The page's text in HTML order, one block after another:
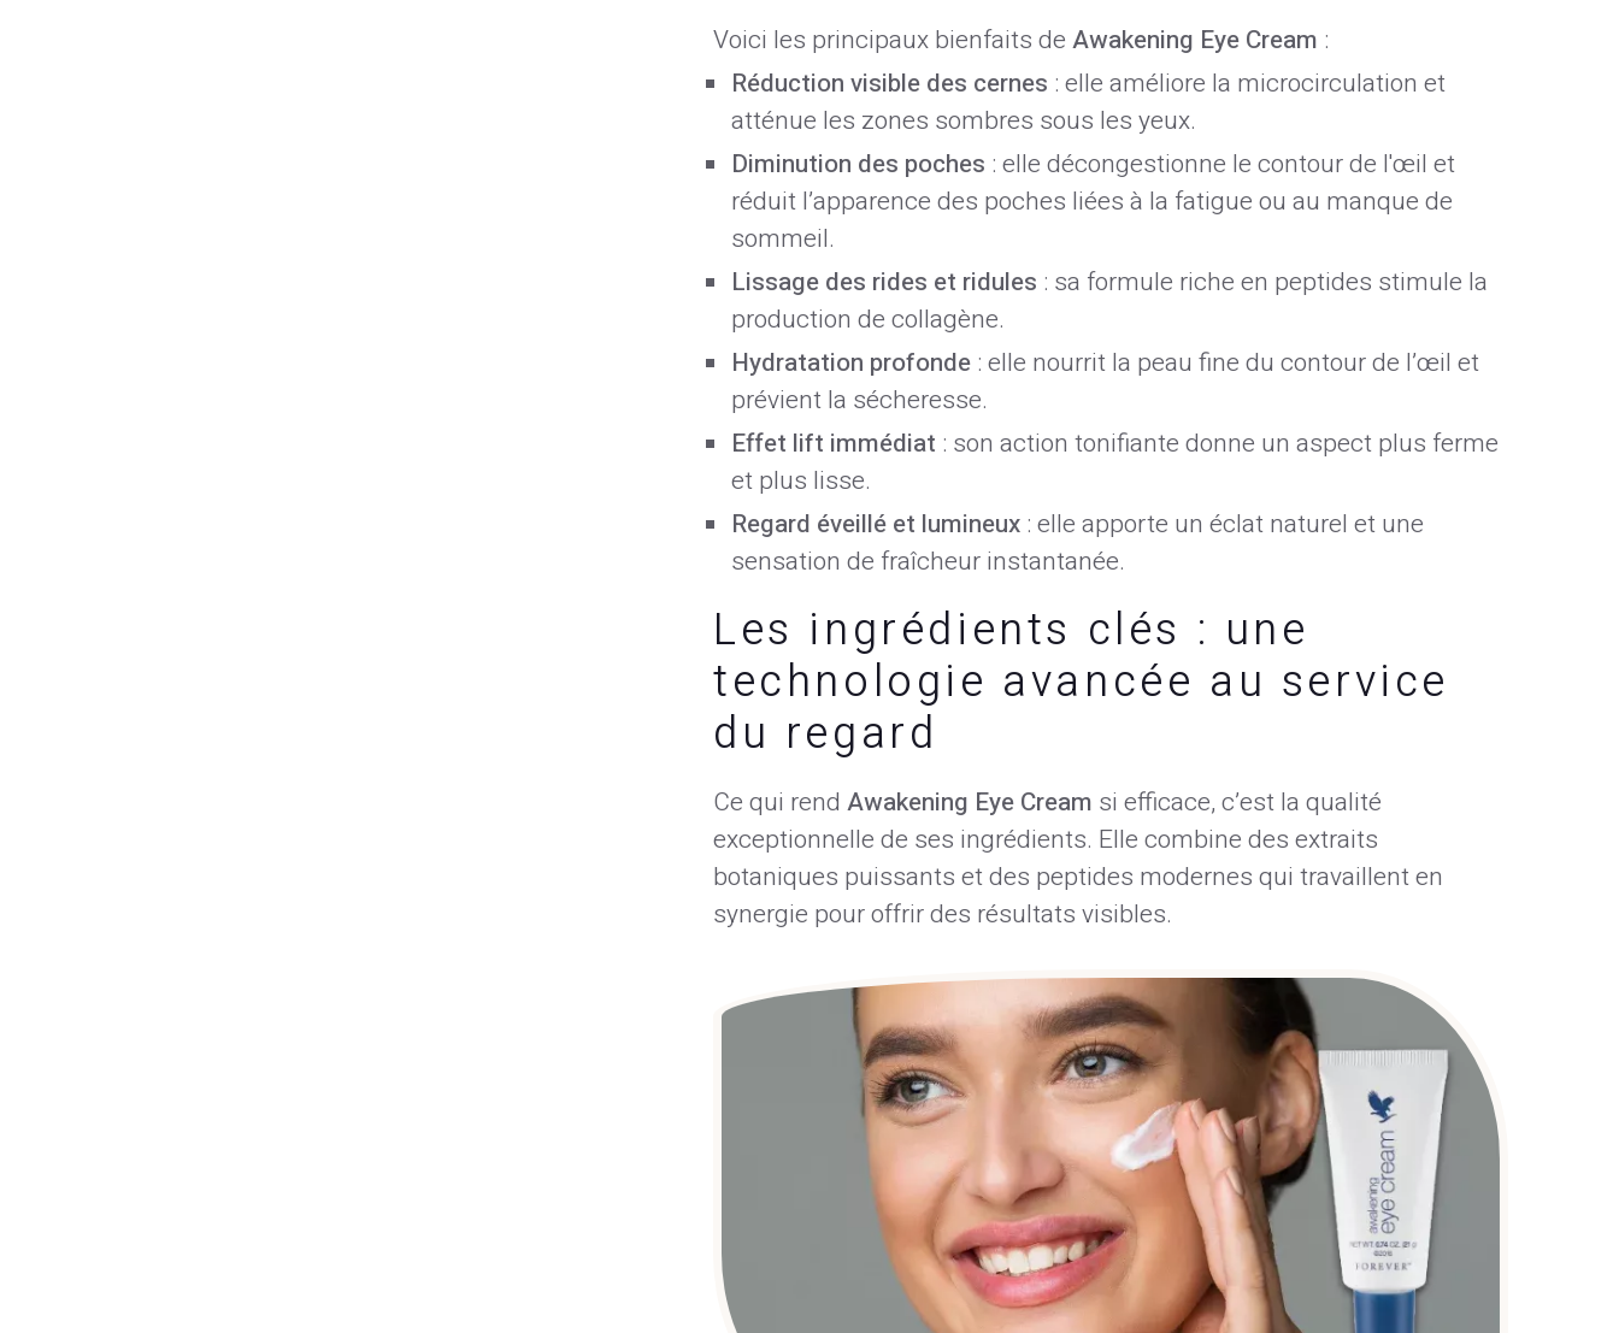
Voici les principaux bienfaits deAwakening Eye Cream :
Réduction visible des cernes : elle améliore la microcirculation et
atténue les zones sombres sous les yeux.
Diminution des poches : elle décongestionne le contour de l'œil et
réduit l’apparence des poches liées à la fatigue ou au manque de
sommeil.
Lissage des rides et ridules : sa formule riche en peptides stimule la
production de collagène.
Hydratation profonde: elle nourrit la peau fine du contour de l’œil et
prévient la sécheresse.
Effet lift immédiat : son action tonifiante donne un aspect plus ferme
et plus lisse.
Regard éveillé et lumineux: elle apporte un éclat naturel et une
sensation de fraîcheur instantanée.
Les ingrédients clés : une
technologie avancée au service
du regard
Ce qui rend Awakening Eye Cream si efficace, c’est la qualité
exceptionnelle de ses ingrédients. Elle combine des extraits
botaniques puissants et des peptides modernes qui travaillent en
synergie pour offrir des résultats visibles.